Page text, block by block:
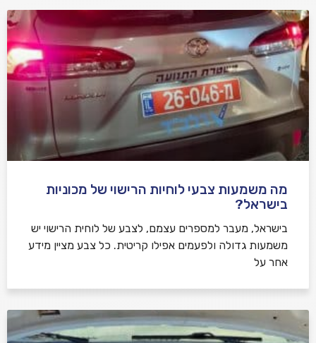
מה משמעות צבעי לוחיות הרישוי של מכוניות
בישראל?
בישראל, מעבר למספרים עצמם, לצבע של לוחית הרישוי יש
משמעות גדולה ולפעמים אפילו קריטית. כל צבע מציין מידע
אחר על